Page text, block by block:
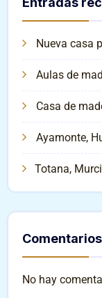
Nueva casa
Aulas de
Casa de
Ayamonte,
Totana,
No hay